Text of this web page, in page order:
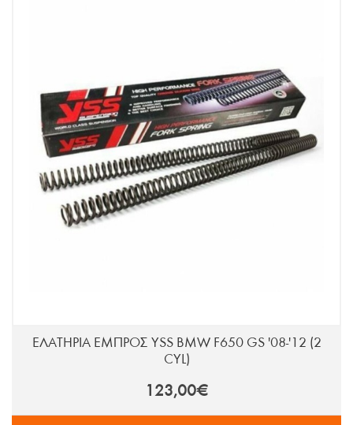
ΕΛΑΤΗΡΙΑ ΕΜΠΡΟΣ YSS BMW F650 GS '08-'12 (2
CYL)
123,00€